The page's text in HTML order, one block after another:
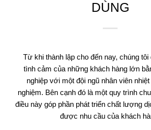
DÙNG
Từ khi thành lập cho đến nay, chúng
tình cảm của những khách hàng lớn
nghiệp với một đội ngũ nhân viên
nghiệm. Bên cạnh đó là một quy trình
điều này góp phần phát triển chất lượng
được nhu cầu của khách